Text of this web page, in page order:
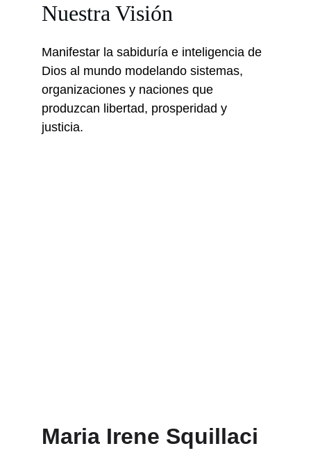
Nuestra Visión
Manifestar la sabiduría e inteligencia de
Dios al mundo modelando sistemas,
organizaciones y naciones que
produzcan libertad, prosperidad y
justicia.
Maria Irene Squillaci